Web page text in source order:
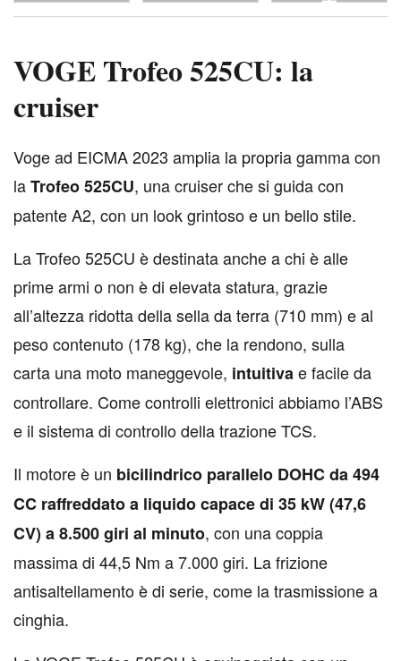
VOGE Trofeo 525CU: la
cruiser
Voge ad EICMA 2023 amplia la propria gamma con
laTrofeo 525CU, una cruiser che si guida con
patente A2, con un look grintoso e un bello stile.
La Trofeo 525CU è destinata anche a chi è alle
prime armi o non è di elevata statura, grazie
all’altezza ridotta della sella da terra (710 mm) e al
peso contenuto (178 kg), che la rendono, sulla
carta una moto maneggevole, intuitivae facile da
controllare. Come controlli elettronici abbiamo l’ABS
e il sistema di controllo della trazione TCS.
Il motore è un bicilindrico parallelo DOHC da 494
CC raffreddato a liquido capace di 35 kW (47,6
CV) a 8.500 giri al minuto, con una coppia
massima di 44,5 Nm a 7.000 giri. La frizione
antisaltellamento è di serie, come la trasmissione a
cinghia.